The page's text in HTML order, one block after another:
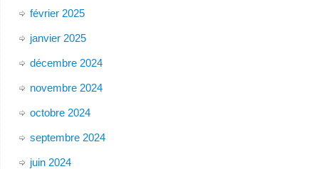
février 2025
janvier 2025
décembre 2024
novembre 2024
octobre 2024
septembre 2024
juin 2024